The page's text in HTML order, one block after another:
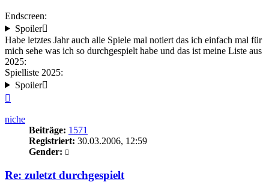
Endscreen:
Spoiler
Habe letztes Jahr auch alle Spiele mal notiert das ich einfach mal für
mich sehe was ich so durchgespielt habe und das ist meine Liste aus
2025:
Spielliste 2025:
Spoiler
niche
Beiträge: 1571
Registriert: 30.03.2006, 12:59
Gender:
Re: zuletzt durchgespielt